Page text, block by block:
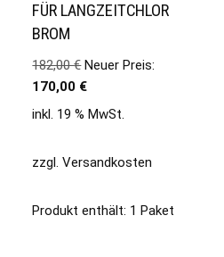
FÜR LANGZEITCHLOR
BROM
182,00€ Neuer Preis:
170,00 €
inkl. 19 % MwSt.
zzgl.Versandkosten
Produkt enthält: 1Paket